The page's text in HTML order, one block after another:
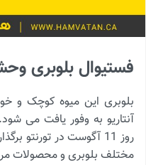
فستیوال بلوبری
بلوبری این میوه کوچک و
آنتاریو به وفور یافت می
روز 11 آگوست در تورنتو
مختلف بلوبری و محصولات